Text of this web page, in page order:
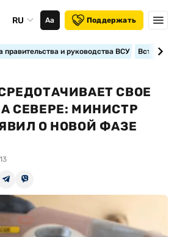
RU Аа Поддержать
правительства и руководства ВСУ
СВОЕ
СЕВЕРЕ: МИНИСТР
О НОВОЙ ФАЗЕ